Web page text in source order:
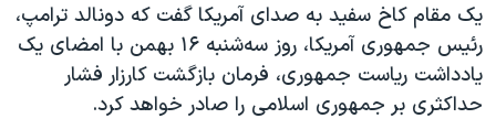
تریبونال مردمی آبان ۹۸
دادگاه حمید نوری
چهل سال گروگان‌گیری
یک مقام کاخ سفید به صدای آمریکا گفت که دونالد ترامپ،
رئیس جمهوری آمریکا،‌ روز سه‌شنبه ۱۶ بهمن با امضای یک
یادداشت ریاست جمهوری، فرمان بازگشت کارزار فشار
حداکثری بر جمهوری اسلامی را صادر خواهد کرد.